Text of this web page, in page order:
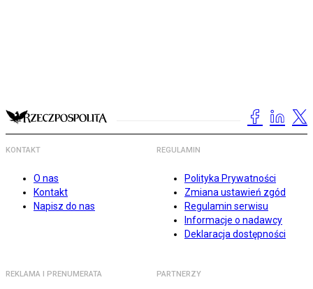
KONTAKT
O nas
Kontakt
Napisz do nas
REGULAMIN
Polityka Prywatności
Zmiana ustawień zgód
Regulamin serwisu
Informacje o nadawcy
Deklaracja dostępności
REKLAMA I PRENUMERATA PARTNERZY